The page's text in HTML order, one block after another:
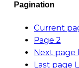
Pagination
Current
Page 2
Next page
Last page